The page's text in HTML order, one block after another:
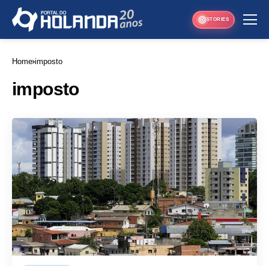
STORIES
Home imposto
imposto